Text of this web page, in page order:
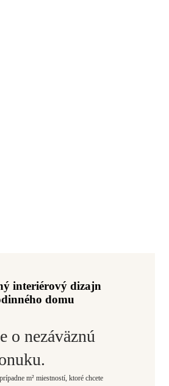
interiérový dizajn
domu
o nezáväznú
m² miestností, ktoré chcete